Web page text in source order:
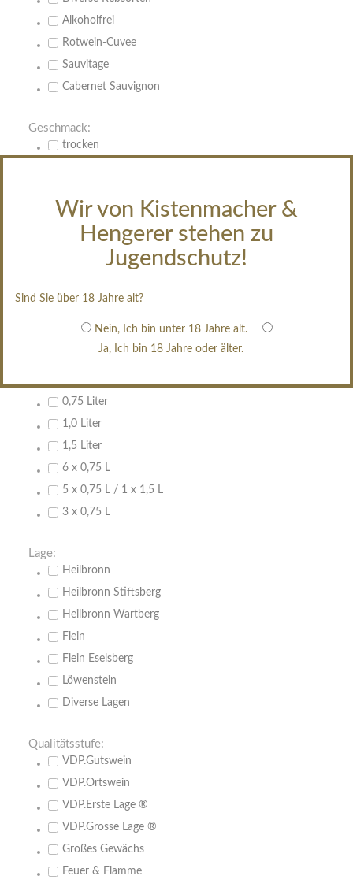
Wir von Kistenmacher &
Hengerer stehen zu
Jugendschutz!
Sind Sie über 18 Jahre alt?
Nein, Ich bin unter 18 Jahre alt.
Ja, Ich bin 18 Jahre oder älter.
Alkoholfrei
Rotwein-Cuvee
Sauvitage
Cabernet Sauvignon
Geschmack:
trocken
restsüß
edelsüß
im Holzfass gereift
erfrischend, nicht zu süß
0,75 Liter
1,0 Liter
1,5 Liter
6 x 0,75 L
5 x 0,75 L / 1 x 1,5 L
3 x 0,75 L
Lage:
Heilbronn
Heilbronn Stiftsberg
Heilbronn Wartberg
Flein
Flein Eselsberg
Löwenstein
Diverse Lagen
Qualitätsstufe:
VDP.Gutswein
VDP.Ortswein
VDP.Erste Lage ®
VDP.Grosse Lage ®
Großes Gewächs
Feuer & Flamme